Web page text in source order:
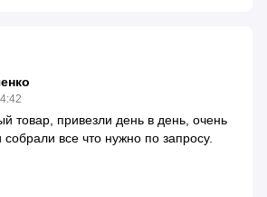
товар, привезли день в день, очень
все что нужно по запросу.